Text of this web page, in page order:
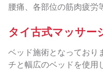
腰痛、各部位の筋肉疲労
タイ古式マッサー
ベッド施術となっており
チと幅広のベッドを使用